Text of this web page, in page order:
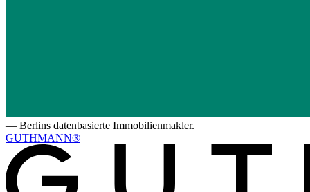
— Berlins datenbasierte Immobilienmakler.
GUTHMANN®